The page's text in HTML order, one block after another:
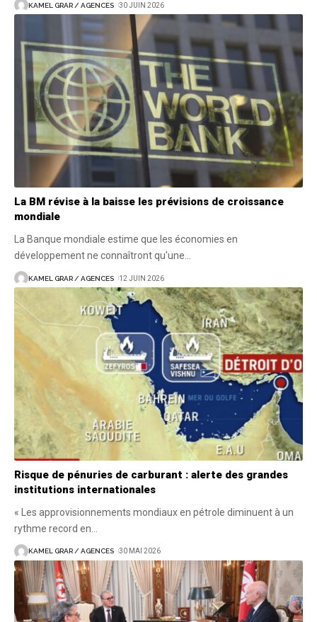
KAMEL GRAR / AGENCES 30 JUIN 2026
La BM révise à la baisse les prévisions de croissance
mondiale
La Banque mondiale estime que les économies en
développement ne connaîtront qu'une
KAMEL GRAR / AGENCES 12 JUIN 2026
Risque de pénuries de carburant : alerte des grandes
institutions internationales
« Les approvisionnements mondiaux en pétrole diminuent à un
rythme record en
KAMEL GRAR / AGENCES 30 MAI 2026